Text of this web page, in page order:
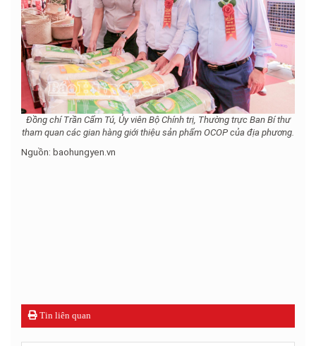
Đồng chí Trần Cẩm Tú, Ủy viên Bộ Chính trị, Thường trực Ban Bí thư
tham quan các gian hàng giới thiệu sản phẩm OCOP của địa phương.
Nguồn: baohungyen.vn
Tin liên quan